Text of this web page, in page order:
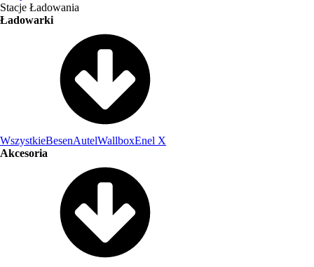
Stacje Ładowania
Ładowarki
WszystkieBesenAutelWallboxEnel X
Akcesoria